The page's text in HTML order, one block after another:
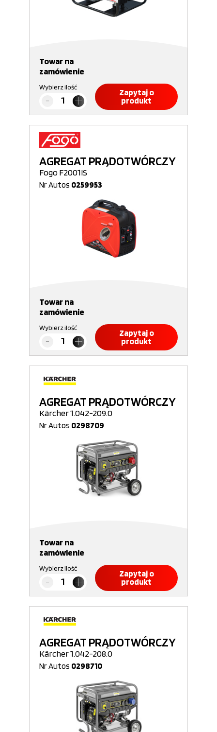
Towar na
zamówienie
Wybierz ilość
Zapytaj o
produkt
AGREGAT PRĄDOTWÓRCZY
Fogo F2001IS
Nr Autos 0259953
Towar na
zamówienie
Wybierz ilość
Zapytaj o
produkt
AGREGAT PRĄDOTWÓRCZY
Kärcher 1.042-209.0
Nr Autos 0298709
Towar na
zamówienie
Wybierz ilość
Zapytaj o
produkt
AGREGAT PRĄDOTWÓRCZY
Kärcher 1.042-208.0
Nr Autos 0298710